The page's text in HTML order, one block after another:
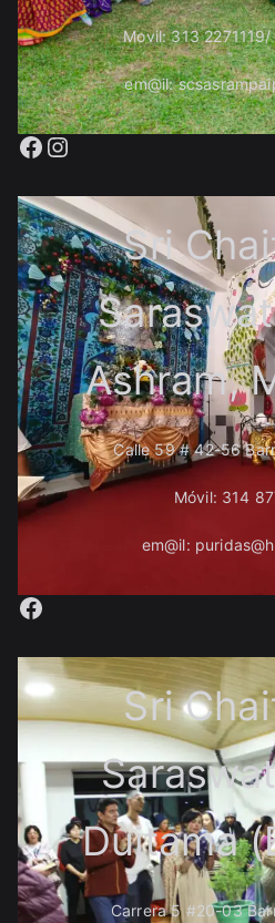
Movil: 313
em@il:
Facebook
Instagram
Sri
Ashram,
Calle 59 # 42-56
Móvil: 314
em@il:
Facebook
Sri
Duitama
Carrera 5 #20-03